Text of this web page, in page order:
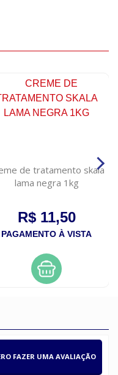
de tratamento skala
lama negra 1kg
R$ 11,50
PAGAMENTO À VISTA
FAZER UMA AVALIAÇÃO